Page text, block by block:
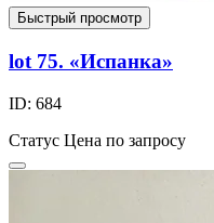
Быстрый просмотр
lot 75. «Испанка»
ID: 684
Статус Цена по запросу